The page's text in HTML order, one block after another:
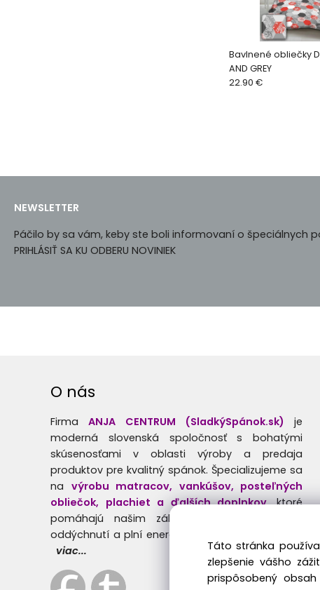
Bavlnené obliečky
AND GREY
22.90 €
NEWSLETTER
Páčilo by sa vám, keby ste boli informovaní o špeciálnych
PRIHLÁSIŤ SA KU ODBERU NOVINIEK
O nás
FirmaANJA CENTRUM (SladkýSpánok.sk) je
moderná slovenská spoločnosť s bohatými
skúsenosťami v oblasti výroby a predaja
produktov pre kvalitný spánok. Špecializujeme sa
na výrobu matracov, vankúšov, posteľných
obliečok, plachiet a ďalších doplnkov, ktoré
pomáhajú našim zákazníkom prebúdzať sa
oddýchnutí a plní energie.
viac...
Táto stránka
zlepšenie vášho
prispôsobený